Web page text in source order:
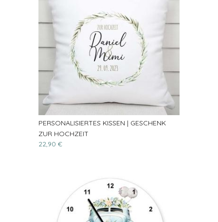
PERSONALISIERTES KISSEN | GESCHENK
ZUR HOCHZEIT
22,90 €